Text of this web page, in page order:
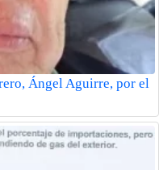
Ángel Aguirre, por el